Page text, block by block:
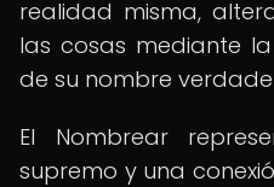
realidad misma,
las cosas mediante
de su nombre
El Nombrear
supremo y una